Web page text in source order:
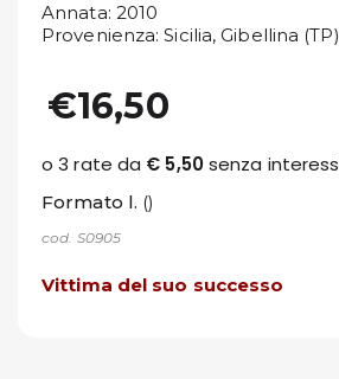
Preferiti
Annata: 2010
Provenienza: Sicilia, Gibellina (TP)
€16,50
Formato l. ()
cod. S0905
Vittima del suo successo